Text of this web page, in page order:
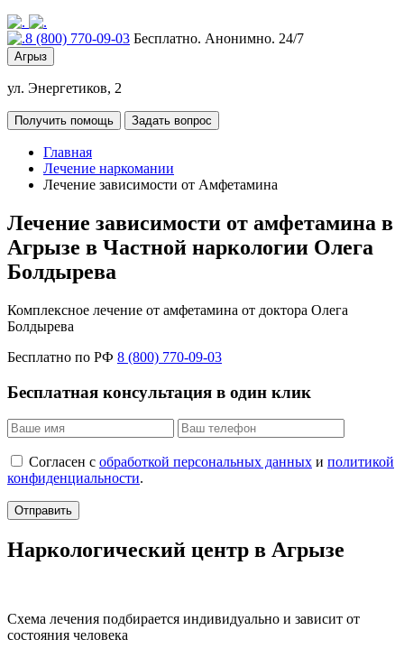
8 (800) 770-09-03 Бесплатно. Анонимно. 24/7
Агрыз
ул. Энергетиков, 2
Получить помощь Задать вопрос
Главная
Лечение наркомании
Лечение зависимости от Амфетамина
Лечение зависимости от амфетамина в
Агрызе в Частной наркологии Олега
Болдырева
Комплексное лечение от амфетамина от доктора Олега
Болдырева
Бесплатно по РФ 8 (800) 770-09-03
Бесплатная консультация в один клик
Согласен с обработкой персональных данных и политикой
конфиденциальности.
Отправить
Наркологический центр в Агрызе
Схема лечения подбирается индивидуально и зависит от
состояния человека